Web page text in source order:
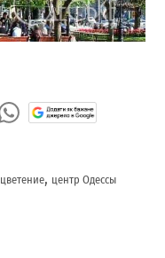
цветение, центр Одессы